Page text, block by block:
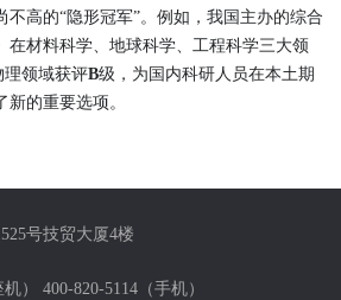
不高的“隐形冠军”。例如，我国主办的综合
在材料科学、地球科学、工程科学三大领
理领域获评B级，为国内科研人员在本土期
的重要选项。
号技贸大厦4楼
） 400-820-5114（手机）